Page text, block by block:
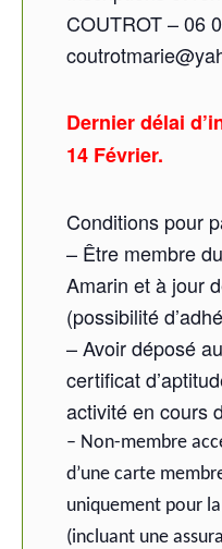
COUTROT – 06
Dernier délai
14 Février.
Conditions pour
– Être membre
Amarin et à jour
(possibilité
– Avoir déposé
certificat
activité en cours
– Non-membre
d’une carte
uniquement pour
(incluant une